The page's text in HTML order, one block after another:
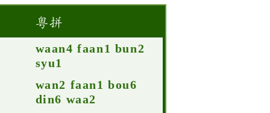
粵拼
waan4 faan1 bun2
syu1
wan2 faan1 bou6
din6 waa2